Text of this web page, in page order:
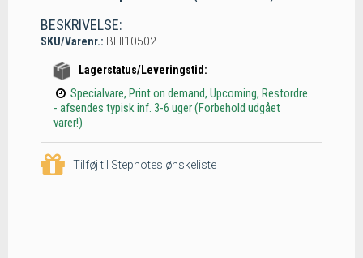
BESKRIVELSE:
SKU/Varenr.: BHI10502
Lagerstatus/Leveringstid:
Specialvare, Print on demand, Upcoming, Restordre
- afsendes typisk inf. 3-6 uger (Forbehold udgået
varer!)
Tilføj til Stepnotes ønskeliste